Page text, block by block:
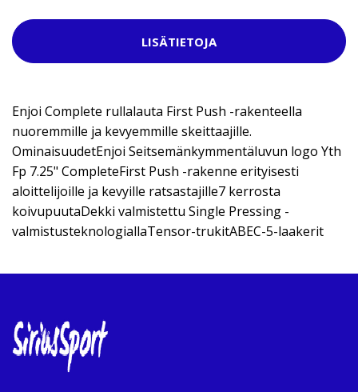
LISÄTIETOJA
Enjoi Complete rullalauta First Push -rakenteella
nuoremmille ja kevyemmille skeittaajille.
OminaisuudetEnjoi Seitsemänkymmentäluvun logo Yth
Fp 7.25" CompleteFirst Push -rakenne erityisesti
aloittelijoille ja kevyille ratsastajille7 kerrosta
koivupuutaDekki valmistettu Single Pressing -
valmistusteknologiallaTensor-trukitABEC-5-laakerit